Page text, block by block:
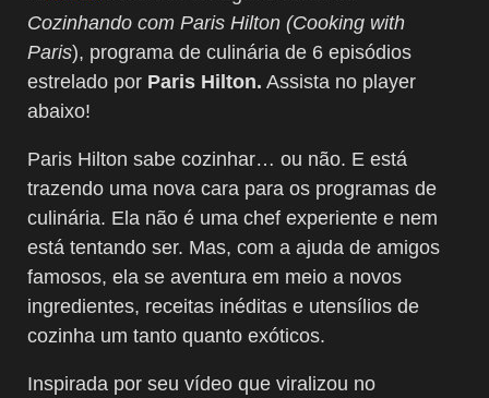
Cozinhando com Paris Hilton (Cooking with
Paris), programa de culinária de 6 episódios
estrelado por Paris Hilton. Assista no player
abaixo!
Paris Hilton sabe cozinhar… ou não. E está
trazendo uma nova cara para os programas de
culinária. Ela não é uma chef experiente e nem
está tentando ser. Mas, com a ajuda de amigos
famosos, ela se aventura em meio a novos
ingredientes, receitas inéditas e utensílios de
cozinha um tanto quanto exóticos.
Inspirada por seu vídeo que viralizou no